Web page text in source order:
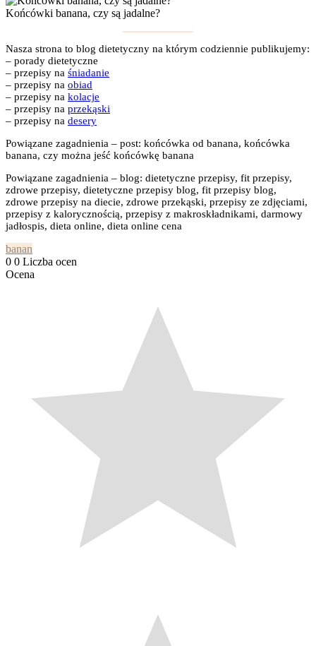
Końcówki banana, czy są jadalne?
Nasza strona to blog dietetyczny na którym codziennie publikujemy:
– porady dietetyczne
– przepisy na śniadanie
– przepisy na obiad
– przepisy na kolacje
– przepisy na przekąski
– przepisy na desery
Powiązane zagadnienia – post: końcówka od banana, końcówka
banana, czy można jeść końcówkę banana
Powiązane zagadnienia – blog: dietetyczne przepisy, fit przepisy,
zdrowe przepisy, dietetyczne przepisy blog, fit przepisy blog,
zdrowe przepisy na diecie, zdrowe przekąski, przepisy ze zdjęciami,
przepisy z kalorycznością, przepisy z makroskładnikami, darmowy
jadłospis, dieta online, dieta online cena
banan
0 0 Liczba ocen
Ocena